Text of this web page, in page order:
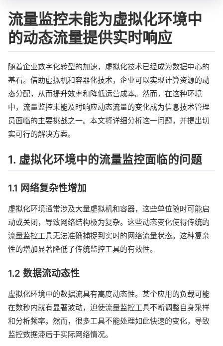
流量监控未能为虚拟化环境中
的动态流量提供实时响应
随着企业数字化转型的加速，虚拟化技术已经成为数据中心的
基石。借助虚拟机和容器化技术，企业可以实现计算资源的动
态分配，从而提升效率和降低运营成本。然而，在这种环境
中，流量监控未能及时响应动态流量的变化成为信息技术管理
员面临的主要挑战之一。本文将详细分析这一问题，并提出切
实可行的解决方案。
1. 虚拟化环境中的流量监控面临的问题
1.1 网络复杂性增加
虚拟化环境通常涉及大量虚拟机和容器，这些单位随时可能启
动或关闭，导致网络结构极为复杂。这些动态变化使得传统的
流量监控工具无法准确捕捉到实时的网络流量状态。这种复杂
性的增加显著降低了传统监控工具的有效性。
1.2 数据流动态性
虚拟化环境中的数据流具有高度动态性。某个应用的负载可能
在数秒内就有显著波动，迫使流量监控工具不断调整自身采样
和分析频率。然而，很多工具不能处理如此快速的变化，导致
监控数据滞后于实际网络情况。